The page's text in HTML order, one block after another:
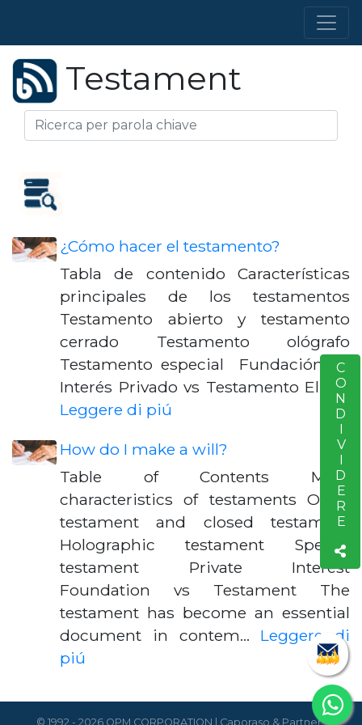
Testament
¿Cómo hacer el testamento?
Tabla de contenido Características
principales de los testamentos
Testamento abierto y testamento
cerrado Testamento ológrafo
Testamento especial Fundación de
Interés Privado vs Testamento El te…
Leggere di piú
How do I make a will?
Table of Contents Main
characteristics of testaments Open
testament and closed testament
Holographic testament Special
testament Private Interest
Foundation vs Testament The
testament has become an essential
document in contem… Leggere di
piú
CONDIVIDERE
© 1992 - 2026 OPM CORPORATION | Caporaso & Partners